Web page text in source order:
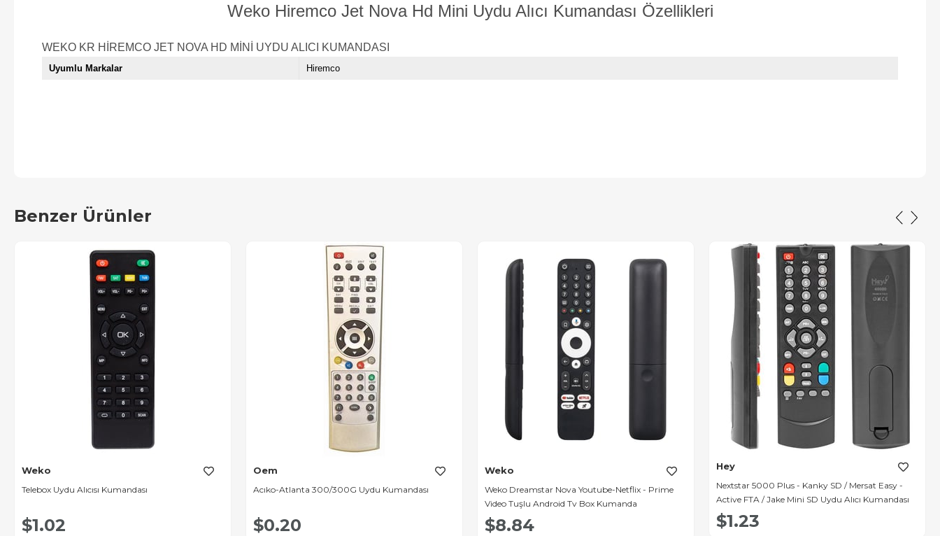
Weko Hiremco Jet Nova Hd Mini Uydu Alıcı Kumandası Özellikleri
WEKO KR HİREMCO JET NOVA HD MİNİ UYDU ALICI KUMANDASI
Uyumlu Markalar Hiremco
Benzer Ürünler
Weko
Telebox Uydu Alıcısı Kumandası
$1.02
Oem
Acıko-Atlanta 300/300G Uydu Kumandası
$0.20
Weko
Weko Dreamstar Nova Youtube-Netflix - Prime
Video Tuşlu Android Tv Box Kumanda
$8.84
Hey
Nextstar 5000 Plus - Kanky SD / Mersat Easy -
Active FTA / Jake Mini SD Uydu Alıcı Kumandası
$1.23